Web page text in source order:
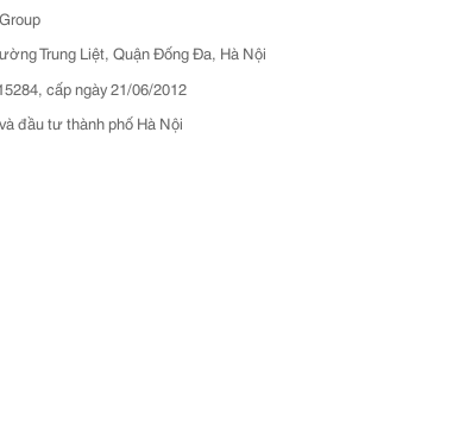
Trung Liệt, Quận Đống Đa, Hà Nội
cấp ngày 21/06/2012
đầu tư thành phố Hà Nội